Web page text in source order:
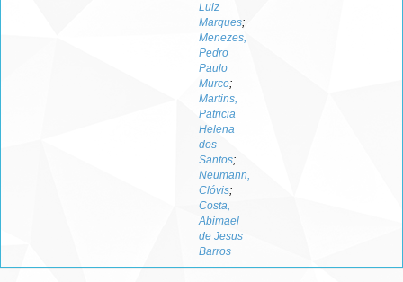
Luiz
Marques;
Menezes,
Pedro
Paulo
Murce;
Martins,
Patricia
Helena
dos
Santos;
Neumann,
Clóvis;
Costa,
Abimael
de Jesus
Barros